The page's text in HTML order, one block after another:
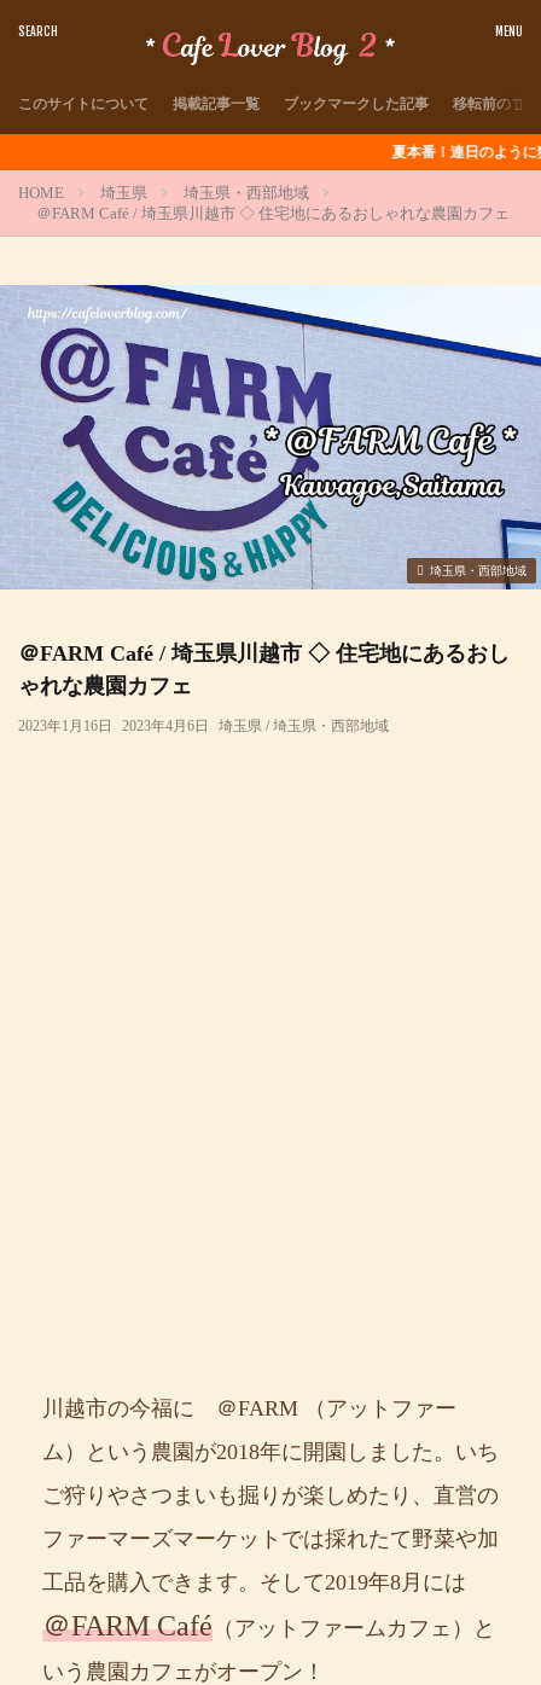
このサイトについて 掲載記事一覧 ブックマークした記事 移転前のブ
夏本番！連日のように猛暑が続きま
HOME 埼玉県
埼玉県・西部地域
＠FARM Café / 埼玉県川越市 ◇ 住宅地にあるおしゃれな農園カフェ
＠FARM Café / 埼玉県川越市 ◇ 住宅地にあるおし
ゃれな農園カフェ
2023年1月16日 2023年4月6日 埼玉県 / 埼玉県・西部地域
埼玉県・西部地域
川越市の今福に ＠FARM （アットファー
ム）という農園が2018年に開園しました。いち
ご狩りやさつまいも掘りが楽しめたり、直営の
ファーマーズマーケットでは採れたて野菜や加
工品を購入できます。そして2019年8月には
＠FARM Café （アットファームカフェ）と
いう農園カフェがオープン！